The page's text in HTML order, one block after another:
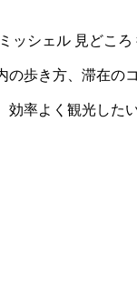
ッシェル 見どこ
歩き方、滞在の
効率よく観光した